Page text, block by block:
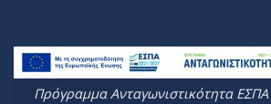
Πρόγραμμα Ανταγωνιστικότητα ΕΣΠΑ